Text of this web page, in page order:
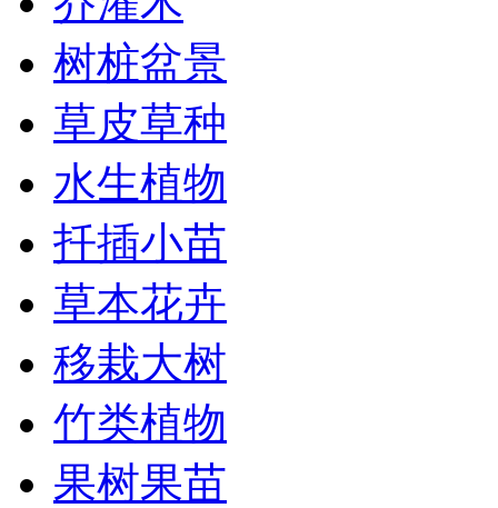
树桩盆景
草皮草种
水生植物
扦插小苗
草本花卉
移栽大树
竹类植物
果树果苗